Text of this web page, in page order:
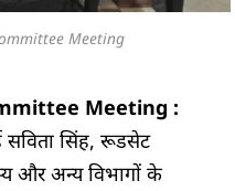
Meeting
Meeting :
सविता सिंह, रूडसेट
और अन्य विभागों के